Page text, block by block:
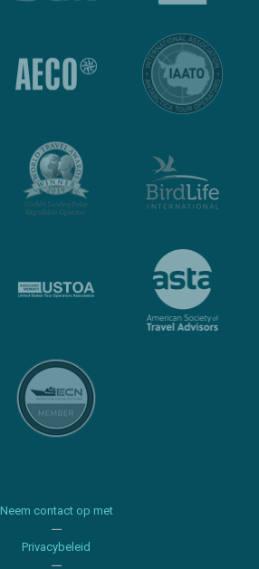
Neem contact op met
Privacybeleid